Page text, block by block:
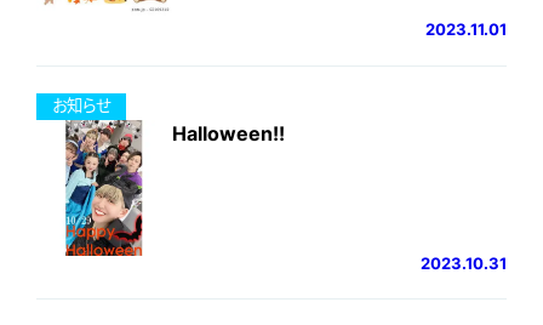
2023.11.01
お知らせ
Halloween!!
2023.10.31